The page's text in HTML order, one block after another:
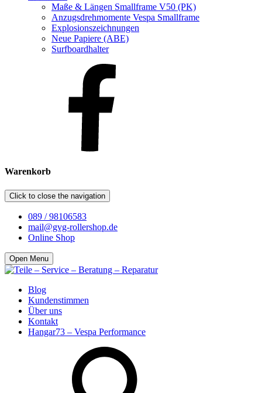
Maße & Längen Smallframe V50 (PK)
Anzugsdrehmomente Vespa Smallframe
Explosionszeichnungen
Neue Papiere (ABE)
Surfboardhalter
Warenkorb
Click to close the navigation
089 / 98106583
mail@gvg-rollershop.de
Online Shop
Open Menu
Blog
Kundenstimmen
Über uns
Kontakt
Hangar73 – Vespa Performance